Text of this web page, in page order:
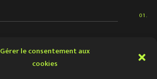
Gérer le consentement aux
cookies
01.